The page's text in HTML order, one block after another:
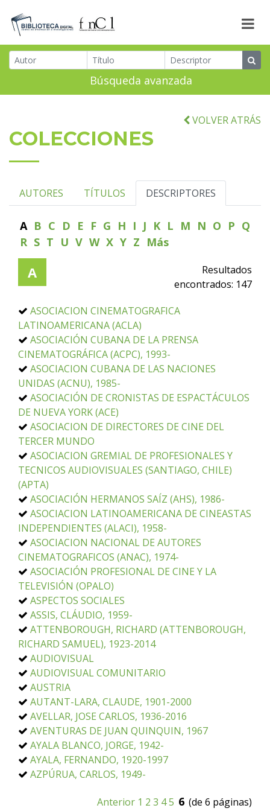
Búsqueda avanzada
VOLVER ATRÁS
COLECCIONES
AUTORES TÍTULOS DESCRIPTORES
A B C D E F G H I J K L M N O P Q
R S T U V W X Y Z Más
A
Resultados
encontrados: 147
ASOCIACION CINEMATOGRAFICA
LATINOAMERICANA (ACLA)
ASOCIACIÓN CUBANA DE LA PRENSA
CINEMATOGRÁFICA (ACPC), 1993-
ASOCIACION CUBANA DE LAS NACIONES
UNIDAS (ACNU), 1985-
ASOCIACIÓN DE CRONISTAS DE ESPACTÁCULOS
DE NUEVA YORK (ACE)
ASOCIACION DE DIRECTORES DE CINE DEL
TERCER MUNDO
ASOCIACION GREMIAL DE PROFESIONALES Y
TECNICOS AUDIOVISUALES (SANTIAGO, CHILE)
(APTA)
ASOCIACIÓN HERMANOS SAÍZ (AHS), 1986-
ASOCIACION LATINOAMERICANA DE CINEASTAS
INDEPENDIENTES (ALACI), 1958-
ASOCIACION NACIONAL DE AUTORES
CINEMATOGRAFICOS (ANAC), 1974-
ASOCIACIÓN PROFESIONAL DE CINE Y LA
TELEVISIÓN (OPALO)
ASPECTOS SOCIALES
ASSIS, CLÁUDIO, 1959-
ATTENBOROUGH, RICHARD (ATTENBOROUGH,
RICHARD SAMUEL), 1923-2014
AUDIOVISUAL
AUDIOVISUAL COMUNITARIO
AUSTRIA
AUTANT-LARA, CLAUDE, 1901-2000
AVELLAR, JOSE CARLOS, 1936-2016
AVENTURAS DE JUAN QUINQUIN, 1967
AYALA BLANCO, JORGE, 1942-
AYALA, FERNANDO, 1920-1997
AZPÚRUA, CARLOS, 1949-
Anterior 1 2 3 45 6 (de 6 páginas)